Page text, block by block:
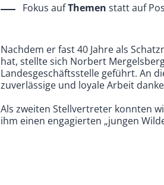
Fokus aufThemen statt auf
Nachdem er fast 40 Jahre als
hat, stellte sich Norbert
Landesgeschäftsstelle geführt. An
zuverlässige und loyale Arbeit
Als zweiten Stellvertreter konnten
ihm einen engagierten „jungen